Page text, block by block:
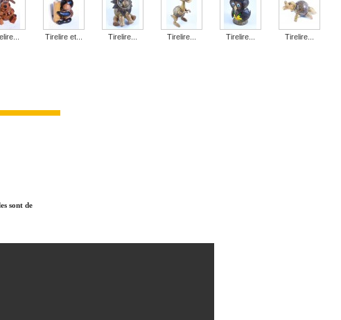
Tirelire et... Tirelire... Tirelire... Tirelire... Tirelire...
sont de